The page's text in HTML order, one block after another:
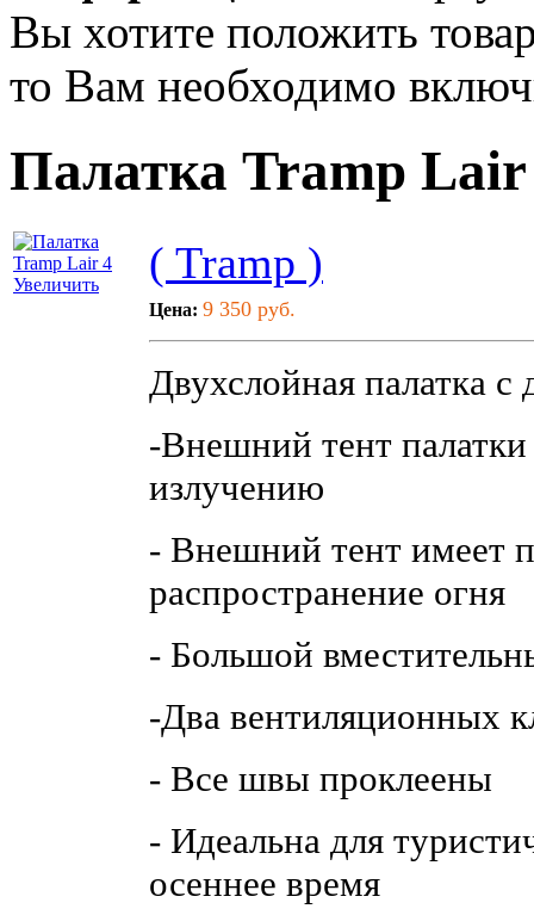
Вы хотите положить
то Вам необходимо
Палатка Tramp Lair
Увеличить ( Tramp )
Цена: 9 350 руб.
Двухслойная палатка с
-Внешний тент
излучению
- Внешний тент имеет
распространение огня
- Большой
-Два вентиляционных
- Все швы проклеены
- Идеальна для
осеннее время